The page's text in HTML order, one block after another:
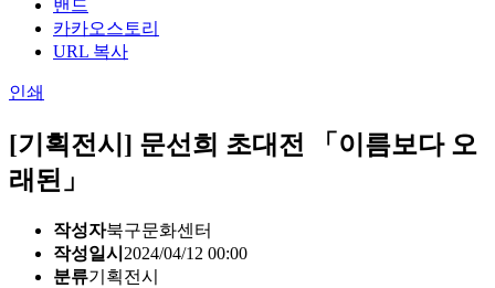
밴드
카카오스토리
URL 복사
인쇄
[기획전시] 문선희 초대전 「이름보다 오
래된」
작성자북구문화센터
작성일시 2024/04/12 00:00
분류기획전시